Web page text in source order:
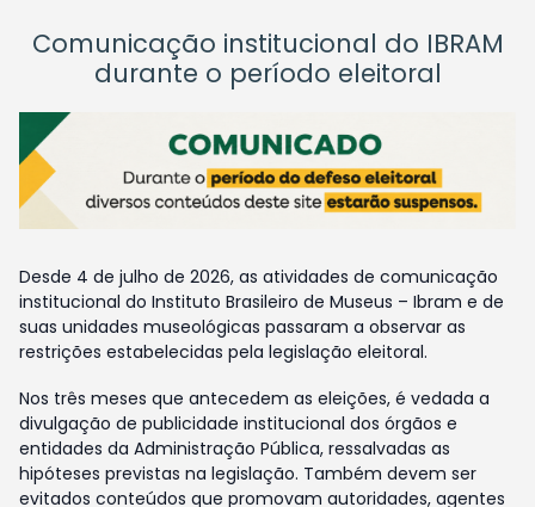
Comunicação institucional do IBRAM
durante o período eleitoral
Desde 4 de julho de 2026, as atividades de comunicação
institucional do Instituto Brasileiro de Museus – Ibram e de
suas unidades museológicas passaram a observar as
restrições estabelecidas pela legislação eleitoral.
Nos três meses que antecedem as eleições, é vedada a
divulgação de publicidade institucional dos órgãos e
entidades da Administração Pública, ressalvadas as
hipóteses previstas na legislação. Também devem ser
evitados conteúdos que promovam autoridades, agentes